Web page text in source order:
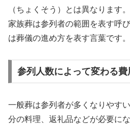
（ちょくそう）とは異なります。
家族葬は参列者の範囲を表す呼
は葬儀の進め方を表す言葉です。
参列人数によって変わる
一般葬は参列者が多くなりやす
分の料理、返礼品などが必要にな